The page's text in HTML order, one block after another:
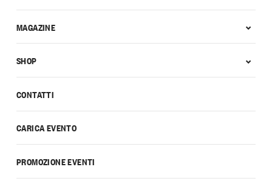
CONTATTI
CARICA EVENTO
PROMOZIONE EVENTI
MAGAZINE
SHOP